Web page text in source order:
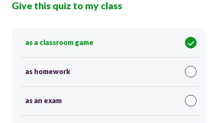
Give this quiz to my class
as a classroom game
as homework
as an exam